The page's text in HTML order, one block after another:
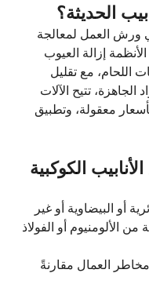
الحديثة؟
ورش العمل لمعالجة
إزالة العيوب
اللحام، مع تقليل
تتيح الآلات
معقولة، وتطبيق
الكوكبية
أو البيضاوية أو غير
المصنوعة من الألومنيوم أو الفولاذ
العمال مقارنةً